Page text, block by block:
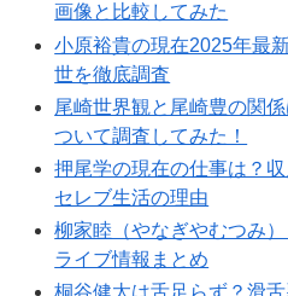
画像と比較してみた
小原裕貴の現在2025年最
世を徹底調査
尾崎世界観と尾崎豊の関
ついて調査してみた！
押尾学の現在の仕事は？
セレブ生活の理由
柳家睦（やなぎやむつみ
ライブ情報まとめ